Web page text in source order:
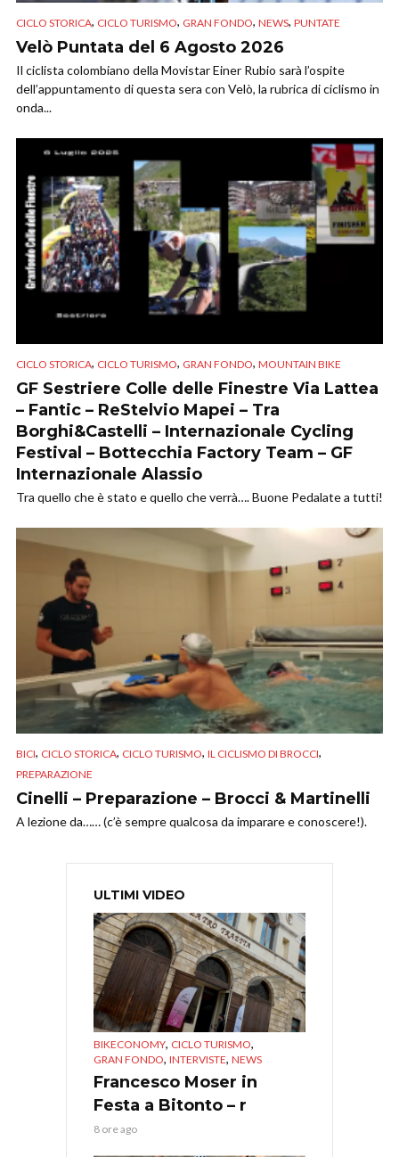
CICLO STORICA, CICLO TURISMO, GRAN FONDO, NEWS, PUNTATE
Velò Puntata del 6 Agosto 2026
Il ciclista colombiano della Movistar Einer Rubio sarà l’ospite
dell’appuntamento di questa sera con Velò, la rubrica di ciclismo in
onda...
CICLO STORICA, CICLO TURISMO, GRAN FONDO, MOUNTAIN BIKE
GF Sestriere Colle delle Finestre Via Lattea
– Fantic – ReStelvio Mapei – Tra
Borghi&Castelli – Internazionale Cycling
Festival – Bottecchia Factory Team – GF
Internazionale Alassio
Tra quello che è stato e quello che verrà…. Buone Pedalate a tutti!
BICI, CICLO STORICA, CICLO TURISMO, IL CICLISMO DI BROCCI,
PREPARAZIONE
Cinelli – Preparazione – Brocci & Martinelli
A lezione da…… (c’è sempre qualcosa da imparare e conoscere!).
ULTIMI VIDEO
BIKECONOMY, CICLO TURISMO,
GRAN FONDO, INTERVISTE, NEWS
Francesco Moser in
Festa a Bitonto – r
8 ore ago